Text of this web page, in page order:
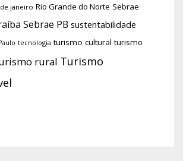
janeiro Rio Grande do Norte Sebrae
Sebrae PB sustentabilidade
tecnologia turismo cultural turismo
rural Turismo